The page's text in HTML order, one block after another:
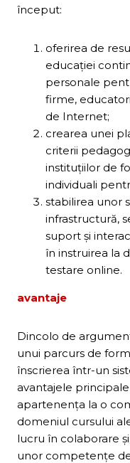
început:
oferirea de
educaţiei
personale
firme,
de Internet;
crearea unei
criterii
instituţiilor de
individuali
stabilirea unor
infrastructură,
suport şi
în instruirea la
testare online.
avantaje
Dincolo de
unui parcurs de
înscrierea într-un
avantajele
apartenenţa la o
domeniul cursului
lucru în colaborare
unor competenţe